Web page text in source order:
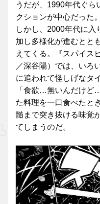
うだが、1990年代ぐら
クションが中心だった。
しかし、2000年代に入
加し多様化が進むとと
えてくる。『スパイス
／深谷陽）では、いろ
に追われて怪しげなタ
「食欲…無いんだけど
た料理を一口食べたと
髄まで突き抜ける味覚
てしまうのだ。